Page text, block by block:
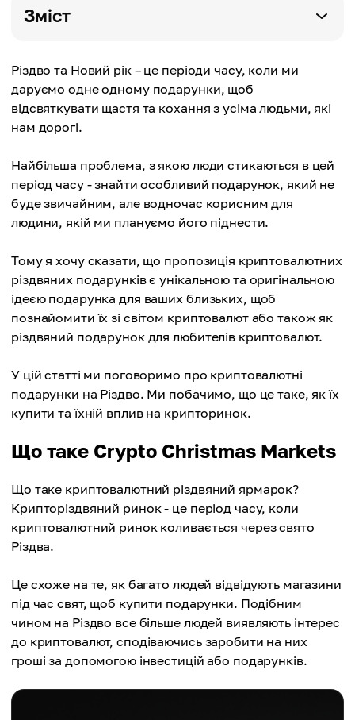
Зміст
Різдво та Новий рік – це періоди часу, коли ми
даруємо одне одному подарунки, щоб
відсвяткувати щастя та кохання з усіма людьми, які
нам дорогі.
Найбільша проблема, з якою люди стикаються в цей
період часу - знайти особливий подарунок, який не
буде звичайним, але водночас корисним для
людини, якій ми плануємо його піднести.
Тому я хочу сказати, що пропозиція криптовалютних
різдвяних подарунків є унікальною та оригінальною
ідеєю подарунка для ваших близьких, щоб
познайомити їх зі світом криптовалют або також як
різдвяний подарунок для любителів криптовалют.
У цій статті ми поговоримо про криптовалютні
подарунки на Різдво. Ми побачимо, що це таке, як їх
купити та їхній вплив на крипторинок.
Що таке Crypto Christmas Markets
Що таке криптовалютний різдвяний ярмарок?
Крипторіздвяний ринок - це період часу, коли
криптовалютний ринок коливається через свято
Різдва.
Це схоже на те, як багато людей відвідують магазини
під час свят, щоб купити подарунки. Подібним
чином на Різдво все більше людей виявляють інтерес
до криптовалют, сподіваючись заробити на них
гроші за допомогою інвестицій або подарунків.